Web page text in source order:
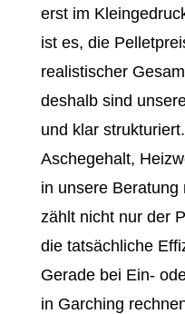
erst im
ist es, die
realistischer
deshalb sind
und klar
Aschegehalt,
in unsere
zählt nicht nur der
die tatsächliche
Gerade bei Ein-
in Garching